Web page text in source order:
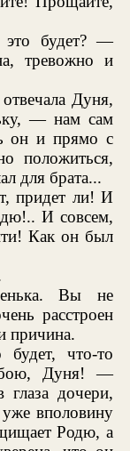
будет? —
тревожно и
Дуня,
— нам сам
он и прямо с
положиться,
для брата...
придет ли! И
И совсем,
Как он был
Вы не
расстроен
причина.
что-то
Дуня! —
глаза дочери,
вполовину
Родю, а